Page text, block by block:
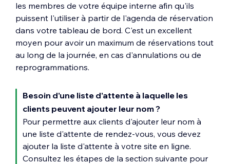
les membres de votre équipe interne afin qu'ils
puissent l'utiliser à partir de l'agenda de réservation
dans votre tableau de bord. C'est un excellent
moyen pour avoir un maximum de réservations tout
au long de la journée, en cas d'annulations ou de
reprogrammations.
Besoin d'une liste d'attente à laquelle les
clients peuvent ajouter leur nom ?
Pour permettre aux clients d'ajouter leur nom à
une liste d'attente de rendez-vous, vous devez
ajouter la liste d'attente à votre site en ligne.
Consultez les étapes de la section suivante pour